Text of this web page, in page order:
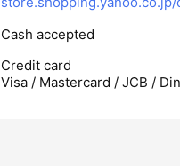
Cash accepted
Credit card
Visa / Mastercard / JCB /